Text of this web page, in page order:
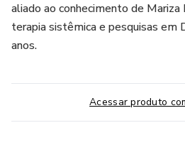
aliado ao conhecimento de
terapia sistêmica e pesquisas em
anos.
Acessar produto